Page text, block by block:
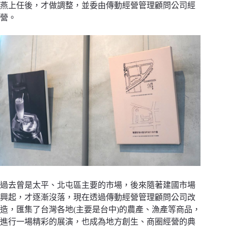
燕上任後，才做調整，並委由傳動經營管理顧問公司經
營。
過去曾是太平、北屯區主要的市場，後來隨著建國市場
興起，才逐漸沒落，現在透過傳動經營管理顧問公司改
造，匯集了台灣各地(主要是台中)的農產、漁產等商品，
進行一場精彩的展演，也成為地方創生、商圈經營的典